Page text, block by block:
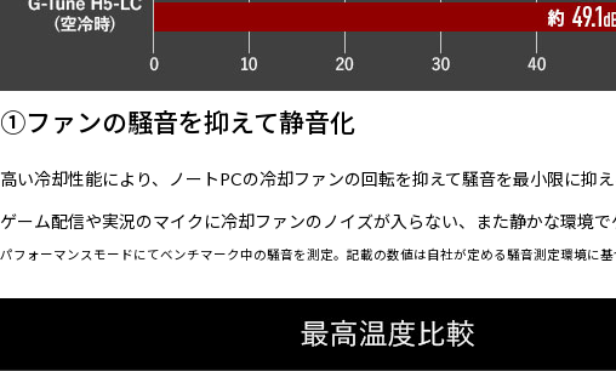
①ファンの騒音を抑えて静音化
高い冷却性能により、ノートPCの冷却ファンの回転を抑えて騒音を最小限に抑え
ゲーム配信や実況のマイクに冷却ファンのノイズが入らない、また静かな環境
パフォーマンスモードにてベンチマーク中の騒音を測定。記載の数値は自社が定める騒音測定環境に